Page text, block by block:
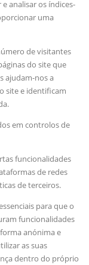
analisar os índices-
uma
de visitantes
do site que
ajudam-nos a
site e identificam
em controlos de
funcionalidades
de redes
de terceiros.
para que o
funcionalidades
anónima e
as suas
dentro do próprio